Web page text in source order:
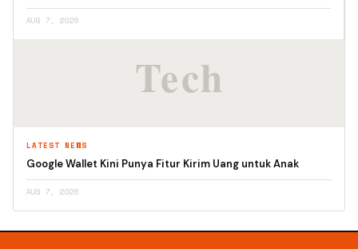
AUG 7, 2026
LATEST NEWS
Google Wallet Kini Punya Fitur Kirim Uang untuk Anak
AUG 7, 2026